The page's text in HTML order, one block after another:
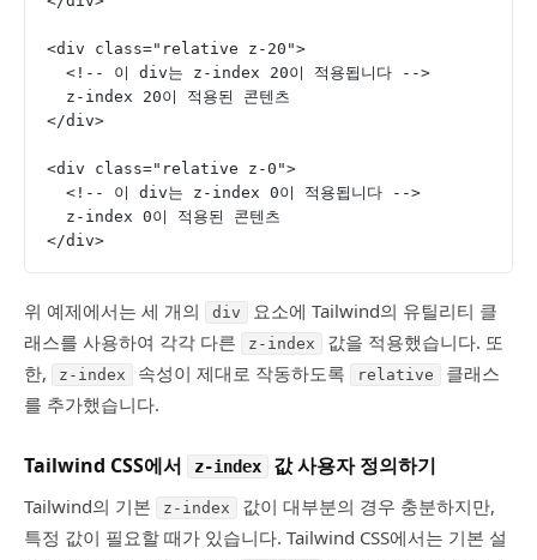
<div class="relative z-20">
  <!-- 이 div는 z-index 20이 적용됩니다 -->
  z-index 20이 적용된 콘텐츠
</div>
<div class="relative z-0">
  <!-- 이 div는 z-index 0이 적용됩니다 -->
  z-index 0이 적용된 콘텐츠
</div>
위 예제에서는 세 개의 div
요소에 Tailwind의 유틸리티 클
래스를 사용하여 각각 다른
z-index
값을 적용했습니다. 또
한,
z-index 속성이 제대로 작동하도록 relative
클래스
를 추가했습니다.
Tailwind CSS에서 z-index 값 사용자 정의하기
Tailwind의 기본 z-index
값이 대부분의 경우 충분하지만,
특정 값이 필요할 때가 있습니다. Tailwind CSS에서는 기본 설